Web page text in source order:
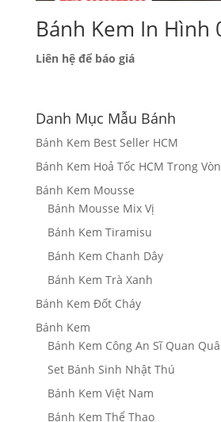
Bánh Kem In Hình
Liên hệ để báo giá
Danh Mục Mẫu Bánh
Bánh Kem Best Seller HCM
Bánh Kem Hoả Tốc HCM Trong
Bánh Kem Mousse
Bánh Mousse Mix Vị
Bánh Kem Tiramisu
Bánh Kem Chanh Dây
Bánh Kem Trà Xanh
Bánh Kem Đốt Cháy
Bánh Kem
Bánh Kem Công An Sĩ Quan
Set Bánh Sinh Nhật Thú
Bánh Kem Việt Nam
Bánh Kem Thể Thao